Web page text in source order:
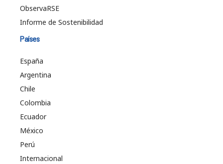
ObservaRSE
Informe de Sostenibilidad
Países
España
Argentina
Chile
Colombia
Ecuador
México
Perú
Internacional